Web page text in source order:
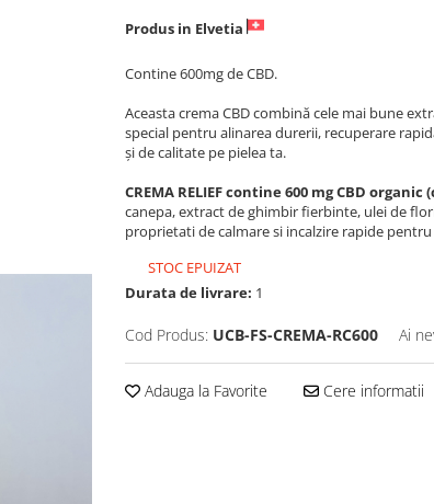
Produs in Elvetia
Contine 600mg de CBD.
Aceasta crema CBD combină cele mai bune
special pentru alinarea durerii, recuperare
și de calitate pe pielea ta.
CREMA RELIEF contine 600 mg CBD organic
canepa, extract de ghimbir fierbinte, ulei de
proprietati de calmare si incalzire rapide
STOC EPUIZAT
Durata de livrare: 1
Cod Produs: UCB-FS-CREMA-RC600 Ai
Adauga la Favorite Cere informatii